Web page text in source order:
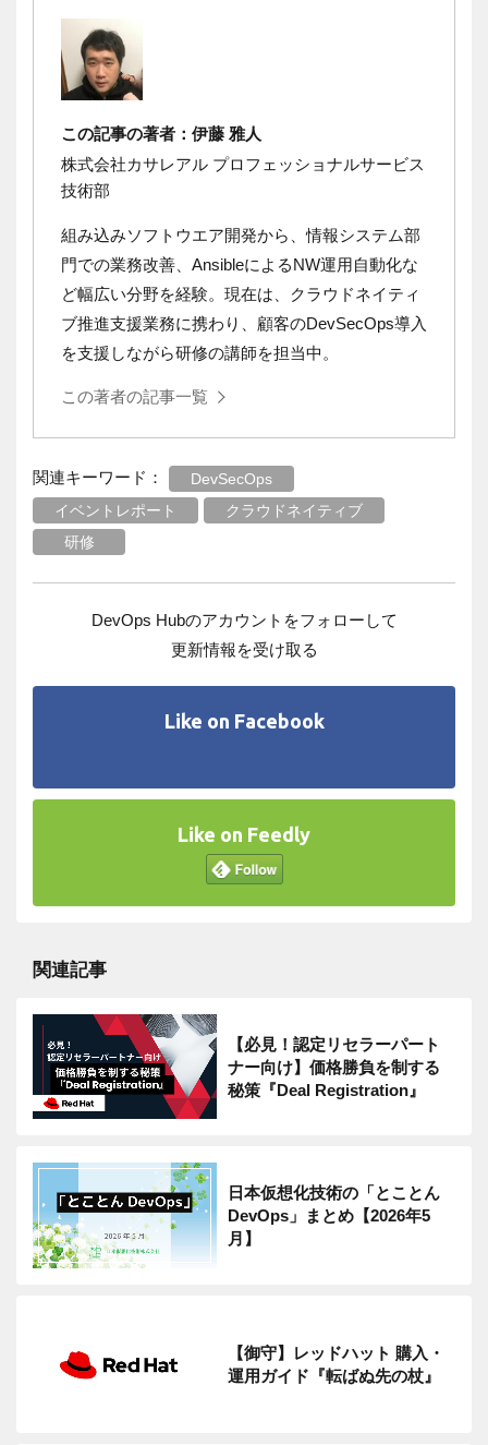
この記事の著者：伊藤 雅人
株式会社カサレアル プロフェッショナルサービス
技術部
組み込みソフトウエア開発から、情報システム部
門での業務改善、 AnsibleによるNW運用自動化な
ど幅広い分野を経験。現在は、クラウドネイティ
ブ推進支援業務に携わり、顧客のDevSecOps導入
を支援しながら研修の講師を担当中。
この著者の記事一覧
関連キーワード：
DevSecOps
イベントレポート
クラウドネイティブ
研修
DevOps Hubのアカウントをフォローして
更新情報を受け取る
Like on Facebook
Like on Feedly
関連記事
【必見！認定リセラーパート
ナー向け】価格勝負を制する
秘策『Deal Registration』
日本仮想化技術の「とことん
DevOps」まとめ【2026年5
月】
【御守】レッドハット 購入・
運用ガイド『転ばぬ先の杖』